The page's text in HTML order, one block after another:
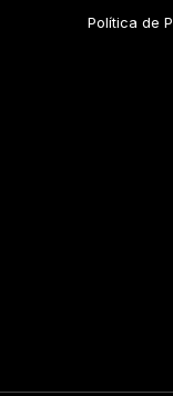
Política de